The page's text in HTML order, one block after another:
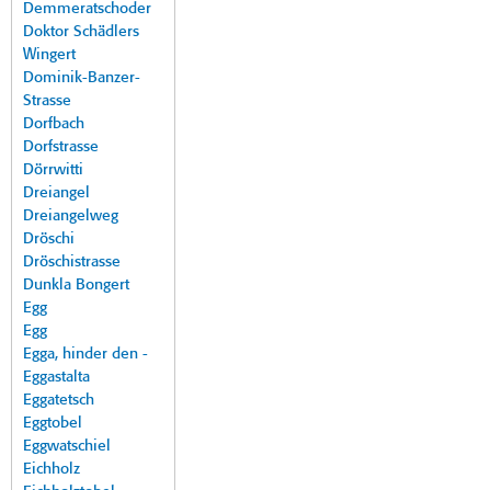
Demmeratschoder
Doktor Schädlers
Wingert
Dominik-Banzer-
Strasse
Dorfbach
Dorfstrasse
Dörrwitti
Dreiangel
Dreiangelweg
Dröschi
Dröschistrasse
Dunkla Bongert
Egg
Egg
Egga, hinder den -
Eggastalta
Eggatetsch
Eggtobel
Eggwatschiel
Eichholz